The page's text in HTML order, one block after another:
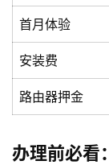
首月体验
安装费
路由器押金
办理前必看：